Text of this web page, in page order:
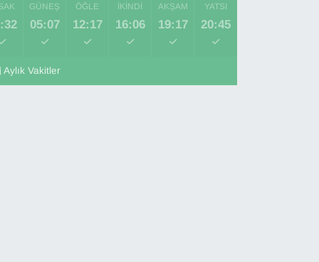
GÜNEŞ
05:07
ÖĞLE
12:17
İKINDI
16:06
AKŞAM
19:17
YATSI
20:45
Aylık Vakitler